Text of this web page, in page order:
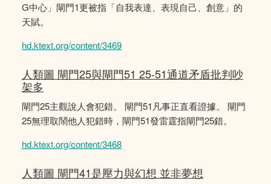
G中心」閘門1更被指「自我表達、表現自己、創意」的
天賦。
hd.ktext.org/content/3469
人類圖 閘門25與閘門51 25-51通道矛盾批判吵
架多
閘門25主觀說人會犯錯。 閘門51凡事正直看證據。 閘門
25無理取鬧他人犯錯時，閘門51發雷霆指閘門25錯。
hd.ktext.org/content/3468
人類圖 閘門41是壓力與幻想 並非夢想